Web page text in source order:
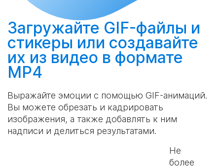
Загружайте GIF-файлы и
стикеры или создавайте
их из видео в формате
MP4
Выражайте эмоции с помощью GIF-анимаций.
Вы можете обрезать и кадрировать
изображения, а также добавлять к ним
надписи и делиться результатами.
Не
более